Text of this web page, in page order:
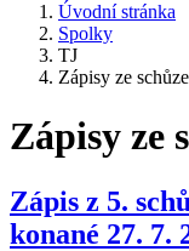
Úvodní stránka
Spolky
TJ
Zápisy ze
Zápisy ze
Zápis z 5.
konané 27. 7.